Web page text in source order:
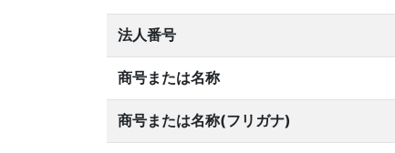
法人番号
商号または名称
商号または名称(フリガナ)